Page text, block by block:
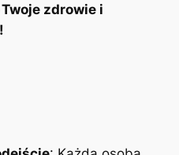
zdrowie i